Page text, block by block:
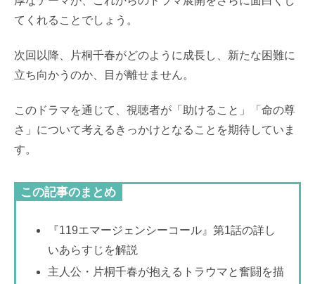
てくれることでしょう。
次回以降、片桐千春がどのように成長し、新たな困難に
立ち向かうのか、目が離せません。
このドラマを通じて、視聴者が「助けること」「命の尊
さ」について考えるきっかけとなることを期待していま
す。
この記事のまとめ
『119エマージェンシーコール』第1話の詳し
いあらすじを解説
主人公・片桐千春が抱えるトラウマと奮闘を描